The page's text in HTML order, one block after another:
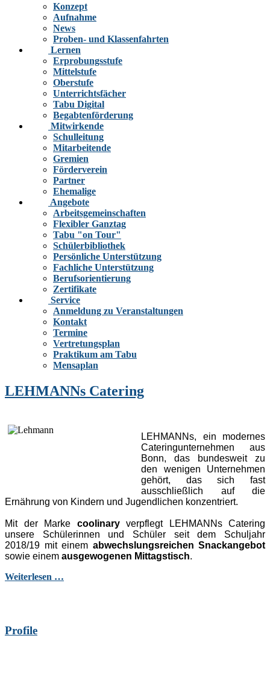
Konzept
Aufnahme
News
Proben- und Klassenfahrten
Lernen
Erprobungsstufe
Mittelstufe
Oberstufe
Unterrichtsfächer
Tabu Digital
Begabtenförderung
Mitwirkende
Schulleitung
Mitarbeitende
Gremien
Förderverein
Partner
Ehemalige
Angebote
Arbeitsgemeinschaften
Flexibler Ganztag
Tabu "on Tour"
Schülerbibliothek
Persönliche Unterstützung
Fachliche Unterstützung
Berufsorientierung
Zertifikate
Service
Anmeldung zu Veranstaltungen
Kontakt
Termine
Vertretungsplan
Praktikum am Tabu
Mensaplan
LEHMANNs Catering
LEHMANNs, ein modernes
Cateringunternehmen aus
Bonn, das bundesweit zu
den wenigen Unternehmen
gehört, das sich fast
ausschließlich auf die
Ernährung von Kindern und Jugendlichen konzentriert.
Mit der Marke coolinaryverpflegt LEHMANNs Catering
unsere Schülerinnen und Schüler seit dem Schuljahr
2018/19 mit einem abwechslungsreichen Snackangebot
sowie einem ausgewogenen Mittagstisch.
Weiterlesen …
Profile